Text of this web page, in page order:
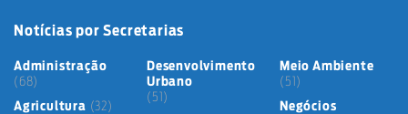
Notícias por Secretarias
Administração
(68)
Agricultura (32)
Desenvolvimento
Urbano
(51)
Meio Ambiente
(51)
Negócios